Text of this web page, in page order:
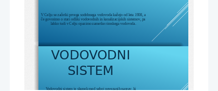
V Celju se začetki prvega sodobnega vodovoda kažejo od leta 1908, a
če govorimo o stari odliki vodovodnih in kanalizacijskih sistemov, pa
lahko tudi v Celju opazimo zametke rimskega vodovoda.
VODOVODNI
SISTEM
Vodovodni sistem je skupek med seboj povezanih naprav, ki